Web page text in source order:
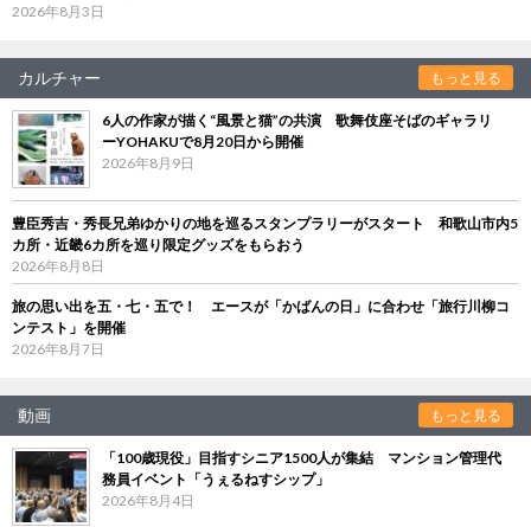
2026年8月3日
カルチャー もっと見る
6人の作家が描く“風景と猫”の共演 歌舞伎座そばのギャラリ
ーYOHAKUで8月20日から開催
2026年8月9日
豊臣秀吉・秀長兄弟ゆかりの地を巡るスタンプラリーがスタート 和歌山市内5
カ所・近畿6カ所を巡り限定グッズをもらおう
2026年8月8日
旅の思い出を五・七・五で！ エースが「かばんの日」に合わせ「旅行川柳コ
ンテスト」を開催
2026年8月7日
動画 もっと見る
「100歳現役」目指すシニア1500人が集結 マンション管理代
務員イベント「うぇるねすシップ」
2026年8月4日